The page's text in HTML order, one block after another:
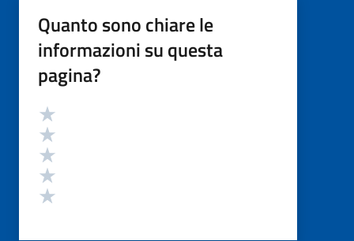
Quanto sono chiare le
informazioni su questa
pagina?
Valutazione